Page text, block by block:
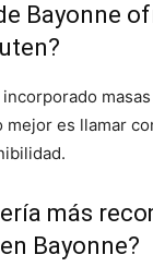
Bayonne
mejor es llamar
más
Bayonne?